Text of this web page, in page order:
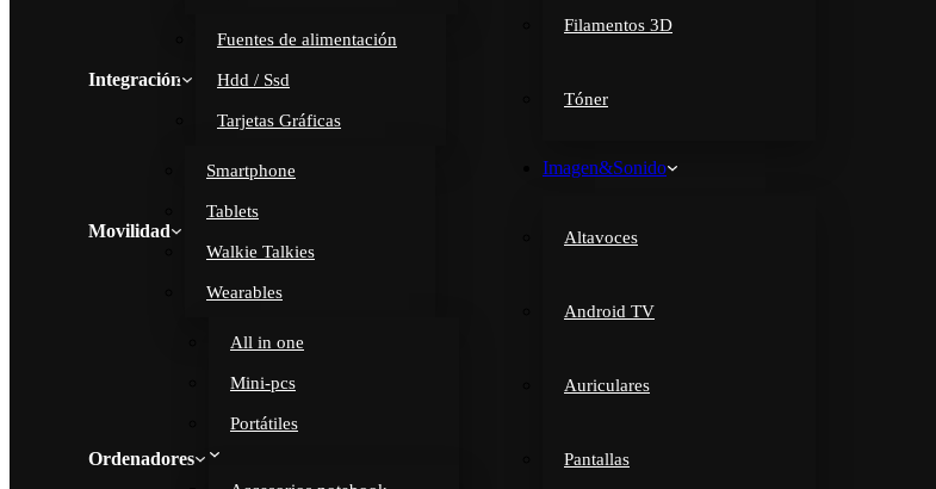
Integración
Fuentes de alimentación
Hdd / Ssd
Tarjetas Gráficas
Movilidad
Smartphone
Tablets
Walkie Talkies
Wearables
Ordenadores
All in one
Mini-pcs
Portátiles
Filamentos 3D
Tóner
Imagen&Sonido
Altavoces
Android TV
Auriculares
Pantallas